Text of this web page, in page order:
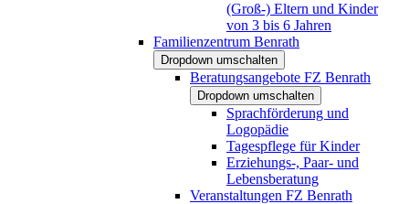
(Groß-) Eltern und Kinder
von 3 bis 6 Jahren
Familienzentrum Benrath
Dropdown umschalten
Beratungsangebote FZ Benrath
Dropdown umschalten
Sprachförderung und
Logopädie
Tagespflege für Kinder
Erziehungs-, Paar- und
Lebensberatung
Veranstaltungen FZ Benrath